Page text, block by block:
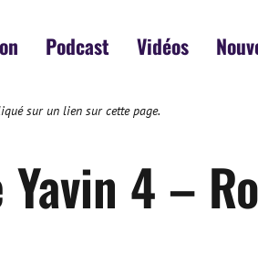
Podcast Vidéos
sur un lien sur cette page.
4 –